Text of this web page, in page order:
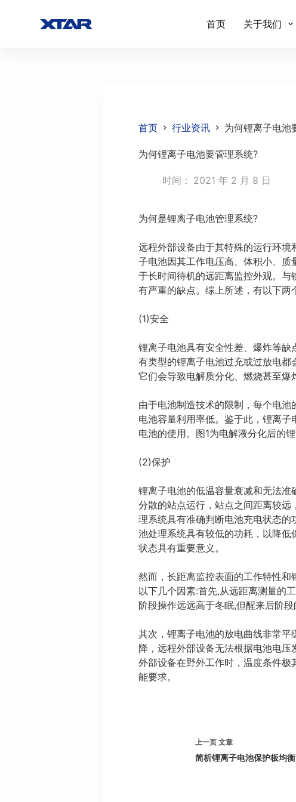
首页 关于我们
首页 行业资讯 为何锂离子电池
为何锂离子电池要管理系统?
时间： 2021 年 2 月 8 日
为何是锂离子电池管理系统?
远程外部设备由于其特殊的运行环
子电池因其工作电压高、体积小、
于长时间待机的远距离监控外观。
有严重的缺点。综上所述，有以下两
(1)安全
锂离子电池具有安全性差、爆炸等
有类型的锂离子电池过充或过放电都
它们会导致电解质分化、燃烧甚至爆
由于电池制造技术的限制，每个电
电池容量利用率低。鉴于此，锂离
电池的使用。图1为电解液分化后的锂
(2)保护
锂离子电池的低温容量衰减和无法
分散的站点运行，站点之间距离较
理系统具有准确判断电池充电状态
池处理系统具有较低的功耗，以降
状态具有重要意义。
然而，长距离监控表面的工作特性
以下几个因素:首先,从远距离测量的
阶段操作远远高于冬眠,但醒来后阶
其次，锂离子电池的放电曲线非常
降，远程外部设备无法根据电池电压
外部设备在野外工作时，温度条件
能要求。
上一页 文章
简析锂离子电池保护板均